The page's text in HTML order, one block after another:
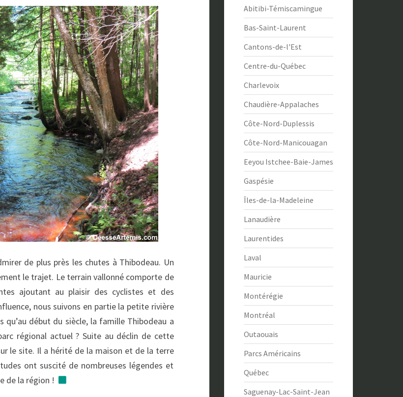
R
I
V
I
È
R
E
G
E
N
T
I
L
L
Y
de plus près les chutes à Thibodeau. Un
le trajet. Le terrain vallonné comporte de
ajoutant au plaisir des cyclistes et des
nous suivons en partie la petite rivière
qu’au début du siècle, la famille Thibodeau a
régional actuel ? Suite au déclin de cette
le site. Il a hérité de la maison et de la terre
ont suscité de nombreuses légendes et
de la région !
Abitibi-Témiscamingue
Bas-Saint-Laurent
Cantons-de-l'Est
Centre-du-Québec
Charlevoix
Chaudière-Appalaches
Côte-Nord-Duplessis
Côte-Nord-Manicouagan
Eeyou Istchee-Baie-James
Gaspésie
Îles-de-la-Madeleine
Lanaudière
Laurentides
Laval
Mauricie
Montérégie
Montréal
Outaouais
Parcs Américains
Québec
Saguenay-Lac-Saint-Jean